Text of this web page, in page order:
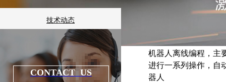
机器人离线编程，主
进行一系列操作，自
器人
技术动态
知识百科
CONTACT US